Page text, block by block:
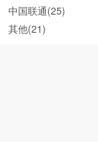
中国联通(25)
其他(21)